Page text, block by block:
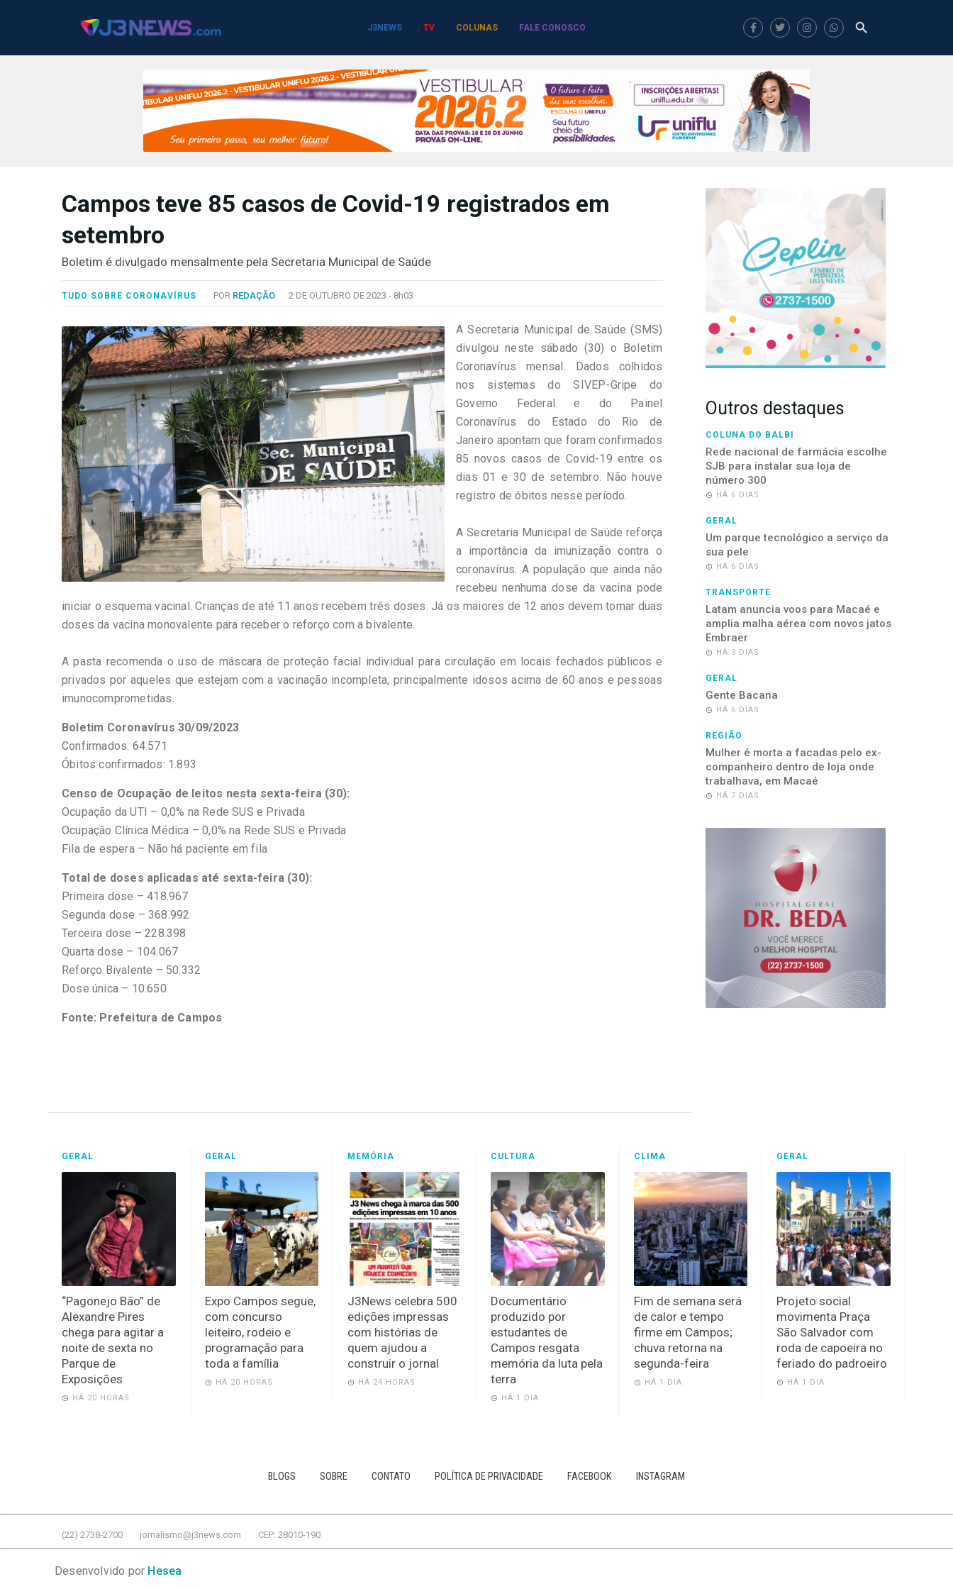
J3NEWS TV COLUNAS FALE CONOSCO
Desenvolvido
Campos teve 85 casos de Covid-19 registrados em
setembro
Boletim é divulgado mensalmente pela Secretaria Municipal de Saúde
TUDO SOBRE CORONAVÍRUS POR REDAÇÃO 2 DE OUTUBRO DE 2023 - 8h03
A Secretaria Municipal de Saúde (SMS)
divulgou neste sábado (30) o Boletim
Coronavírus mensal. Dados colhidos
nos sistemas do SIVEP-Gripe do
Governo Federal e do Painel
Coronavírus do Estado do Rio de
Janeiro apontam que foram confirmados
85 novos casos de Covid-19 entre os
dias 01 e 30 de setembro. Não houve
registro de óbitos nesse período.
A Secretaria Municipal de Saúde reforça
a importância da imunização contra o
coronavírus. A população que ainda não
recebeu nenhuma dose da vacina pode
iniciar o esquema vacinal. Crianças de até 11 anos recebem três doses. Já os maiores de 12 anos devem tomar duas
doses da vacina monovalente para receber o reforço com a bivalente.
A pasta recomenda o uso de máscara de proteção facial individual para circulação em locais fechados públicos e
privados por aqueles que estejam com a vacinação incompleta, principalmente idosos acima de 60 anos e pessoas
imunocomprometidas.
Boletim Coronavírus 30/09/2023
Confirmados: 64.571
Óbitos confirmados: 1.893
Censo de Ocupação de leitos nesta sexta-feira (30):
Ocupação da UTI – 0,0% na Rede SUS e Privada
Ocupação Clínica Médica – 0,0% na Rede SUS e Privada
Fila de espera – Não há paciente em fila
Total de doses aplicadas até sexta-feira (30):
Primeira dose – 418.967
Segunda dose – 368.992
Terceira dose – 228.398
Quarta dose – 104.067
Reforço Bivalente – 50.332
Dose única – 10.650
Fonte: Prefeitura de Campos
Outros destaques
COLUNA DO BALBI
Rede nacional de farmácia escolhe
SJB para instalar sua loja de
número 300
HÁ 6 DIAS
GERAL
Um parque tecnológico a serviço da
sua pele
HÁ 6 DIAS
TRANSPORTE
Latam anuncia voos para Macaé e
amplia malha aérea com novos jatos
Embraer
HÁ 3 DIAS
GERAL
Gente Bacana
HÁ 6 DIAS
REGIÃO
Mulher é morta a facadas pelo ex-
companheiro dentro de loja onde
trabalhava, em Macaé
HÁ 7 DIAS
GERAL
“Pagonejo Bão” de
Alexandre Pires
chega para agitar a
noite de sexta no
Parque de
Exposições
HÁ 20 HORAS
GERAL
Expo Campos segue,
com concurso
leiteiro, rodeio e
programação para
toda a família
HÁ 20 HORAS
MEMÓRIA
J3News celebra 500
edições impressas
com histórias de
quem ajudou a
construir o jornal
HÁ 24 HORAS
CULTURA
Documentário
produzido por
estudantes de
Campos resgata
memória da luta pela
terra
HÁ 1 DIA
CLIMA
Fim de semana será
de calor e tempo
firme em Campos;
chuva retorna na
segunda-feira
HÁ 1 DIA
GERAL
Projeto social
movimenta Praça
São Salvador com
roda de capoeira no
feriado do padroeiro
HÁ 1 DIA
BLOGS SOBRE CONTATO POLÍTICA DE PRIVACIDADE FACEBOOK INSTAGRAM
(22) 2738-2700 jornalismo@j3news.com CEP: 28010-190
Desenvolvido por Hesea